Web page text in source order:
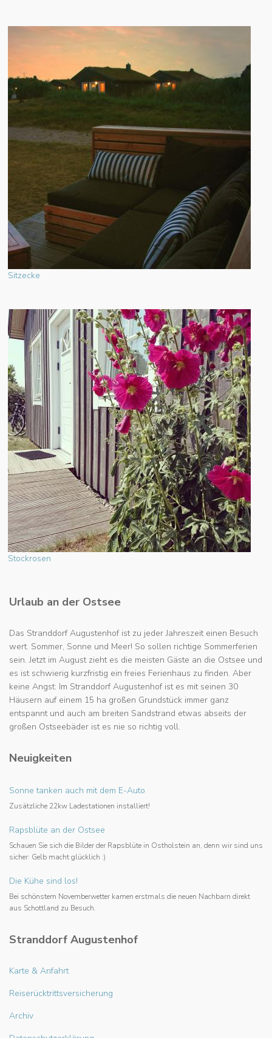
Sitzecke
Stockrosen
Urlaub an der Ostsee
Das Stranddorf Augustenhof ist zu jeder Jahreszeit einen Besuch
wert. Sommer, Sonne und Meer! So sollen richtige Sommerferien
sein. Jetzt im August zieht es die meisten Gäste an die Ostsee und
es ist schwierig kurzfristig ein freies Ferienhaus zu finden. Aber
keine Angst: Im Stranddorf Augustenhof ist es mit seinen 30
Häusern auf einem 15 ha großen Grundstück immer ganz
entspannt und auch am breiten Sandstrand etwas abseits der
großen Ostseebäder ist es nie so richtig voll.
Neuigkeiten
Sonne tanken auch mit dem E-Auto
Zusätzliche 22kw Ladestationen installiert!
Rapsblüte an der Ostsee
Schauen Sie sich die Bilder der Rapsblüte in Ostholstein an, denn wir sind uns
sicher: Gelb macht glücklich :)
Die Kühe sind los!
Bei schönstem Novemberwetter kamen erstmals die neuen Nachbarn direkt
aus Schottland zu Besuch.
Stranddorf Augustenhof
Karte & Anfahrt
Reiserücktrittsversicherung
Archiv